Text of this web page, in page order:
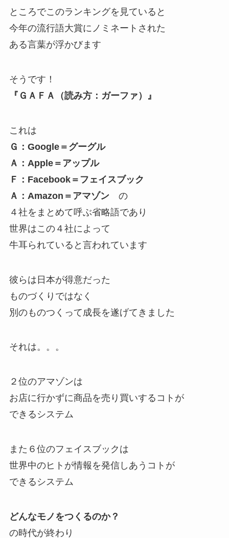
ところでこのランキングを見ていると
今年の流行語大賞にノミネートされた
ある言葉が浮かびます
そうです！
『ＧＡＦＡ（読み方：ガーファ）』
これは
Ｇ：Google＝グーグル
Ａ：Apple＝アップル
Ｆ：Facebook＝フェイスブック
Ａ：Amazon＝アマゾンの
４社をまとめて呼ぶ省略語であり
世界はこの４社によって
牛耳られていると言われています
彼らは日本が得意だった
ものづくりではなく
別のものつくって成長を遂げてきました
それは。。。
２位のアマゾンは
お店に行かずに商品を売り買いするコトが
できるシステム
また６位のフェイスブックは
世界中のヒトが情報を発信しあうコトが
できるシステム
どんなモノをつくるのか？
の時代が終わり